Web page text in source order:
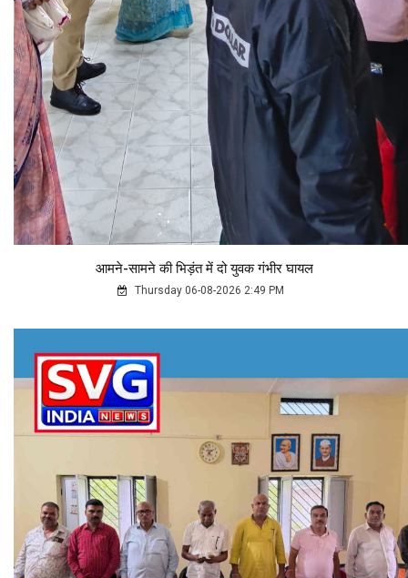
आमने-सामने की भिड़ंत में दो युवक गंभीर घायल
Thursday 06-08-2026 2:49 PM